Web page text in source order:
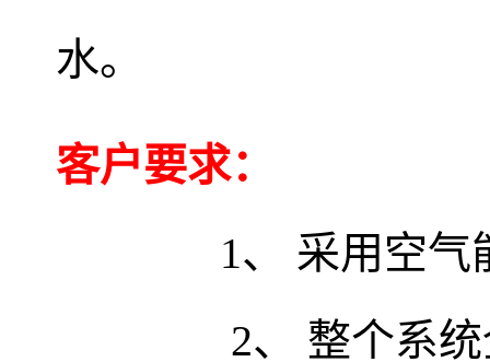
水。
客户要求：
1、 采用空
2、 整个系统全